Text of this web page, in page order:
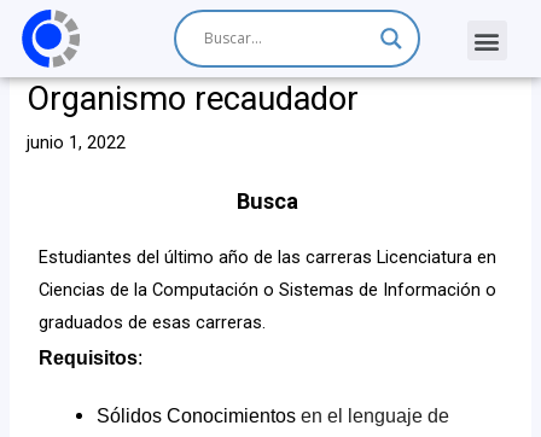
Organismo recaudador
junio 1, 2022
Busca
Estudiantes del último año de las carreras Licenciatura en
Ciencias de la Computación o Sistemas de Información o
graduados de esas carreras.
Requisitos:
Sólidos Conocimientosen el lenguaje de